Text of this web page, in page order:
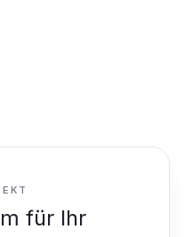
für Ihr